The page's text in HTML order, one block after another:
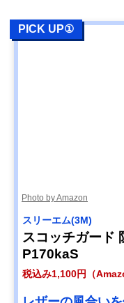
PICK UP①
Photo by Amazon
スリーエム(3M)
スコッチガード
P170kaS
税込み1,100円（